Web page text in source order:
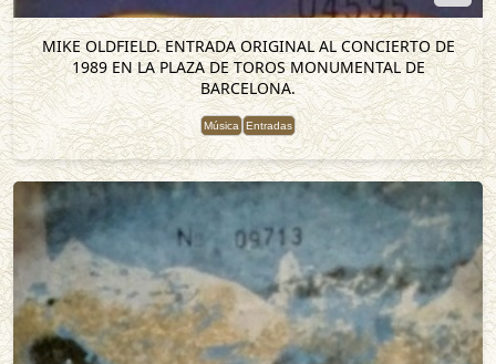
MIKE OLDFIELD. ENTRADA ORIGINAL AL CONCIERTO DE
1989 EN LA PLAZA DE TOROS MONUMENTAL DE
BARCELONA.
Música Entradas